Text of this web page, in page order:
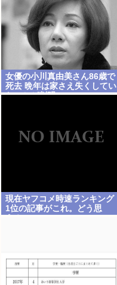
女優の小川真由美さん86歳で
死去 晩年は家さえ失くしてい
たことが判明
現在ヤフコメ時速ランキング
1位の記事がこれ。どう思